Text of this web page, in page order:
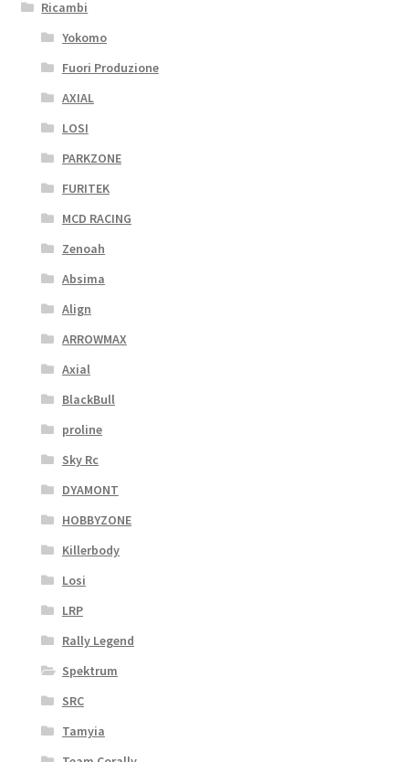
Ricambi
Yokomo
Fuori Produzione
AXIAL
LOSI
PARKZONE
FURITEK
MCD RACING
Zenoah
Absima
Align
ARROWMAX
Axial
BlackBull
proline
Sky Rc
DYAMONT
HOBBYZONE
Killerbody
Losi
LRP
Rally Legend
Spektrum
SRC
Tamyia